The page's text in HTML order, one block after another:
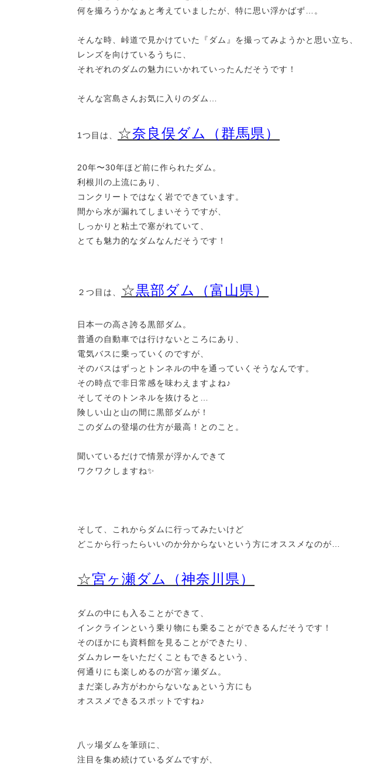
何を撮ろうかなぁと考えていましたが、特に思い浮かばず…。
そんな時、峠道で見かけていた『ダム』を撮ってみようかと思い立ち、
レンズを向けているうちに、
それぞれのダムの魅力にいかれていったんだそうです！
そんな宮島さんお気に入りのダム…
1つ目は、 ☆奈良俣ダム（群馬県）
20年〜30年ほど前に作られたダム。
利根川の上流にあり、
コンクリートではなく岩でできています。
間から水が漏れてしまいそうですが、
しっかりと粘土で塞がれていて、
とても魅力的なダムなんだそうです！
２つ目は、 ☆黒部ダム（富山県）
日本一の高さ誇る黒部ダム。
普通の自動車では行けないところにあり、
電気バスに乗っていくのですが、
そのバスはずっとトンネルの中を通っていくそうなんです。
その時点で非日常感を味わえますよね♪
そしてそのトンネルを抜けると…
険しい山と山の間に黒部ダムが！
このダムの登場の仕方が最高！とのこと。
聞いているだけで情景が浮かんできて
ワクワクしますね✨
そして、これからダムに行ってみたいけど
どこから行ったらいいのか分からないという方にオススメなのが…
☆宮ヶ瀬ダム（神奈川県）
ダムの中にも入ることができて、
インクラインという乗り物にも乗ることができるんだそうです！
そのほかにも資料館を見ることができたり、
ダムカレーをいただくこともできるという、
何通りにも楽しめるのが宮ヶ瀬ダム。
まだ楽しみ方がわからないなぁという方にも
オススメできるスポットですね♪
八ッ場ダムを筆頭に、
注目を集め続けているダムですが、